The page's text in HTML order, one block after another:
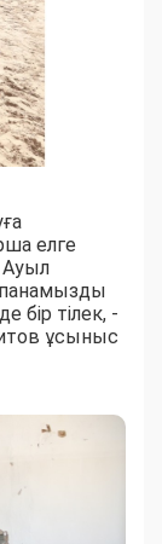
елге
Ауыл
бір тілек, -
ұсыныс